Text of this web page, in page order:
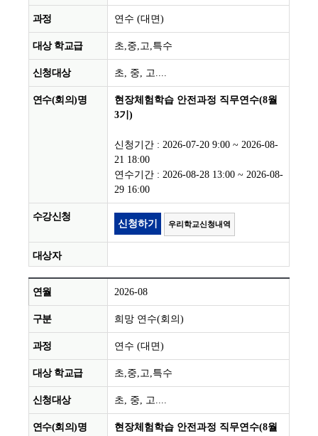
연수 (대면)
초,중,고,특수
초, 중, 고....
현장체험학습 안전과정 직무연수(8월
3기)
신청기간 : 2026-07-20 9:00 ~ 2026-08-
21 18:00
연수기간 : 2026-08-28 13:00 ~ 2026-08-
29 16:00
신청하기 우리학교신청내역
2026-08
희망 연수(회의)
연수 (대면)
초,중,고,특수
초, 중, 고....
현장체험학습 안전과정 직무연수(8월